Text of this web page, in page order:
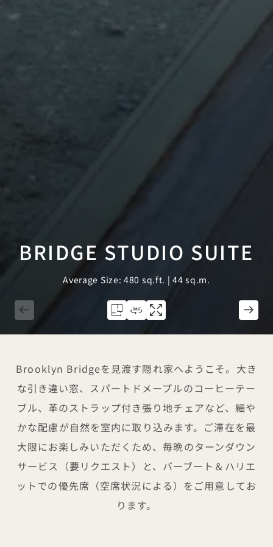
BRIDGE STUDIO SUITE
Average Size: 480 sq.ft. | 44 sq.m.
Brooklyn Bridgeを見渡す隠れ家へようこそ。大き
な引き違い窓、スパートドメープルのコーヒーテー
ブル、革のストラップ付き張り地チェアなど、細や
かな配慮が自然を室内に取り込みます。ご滞在を最
大限にお楽しみいただくため、毎晩のターンダウン
サービス（要リクエスト）と、バーブート＆ハリエ
ットでの優先席（空席状況による）をご用意してお
ります。